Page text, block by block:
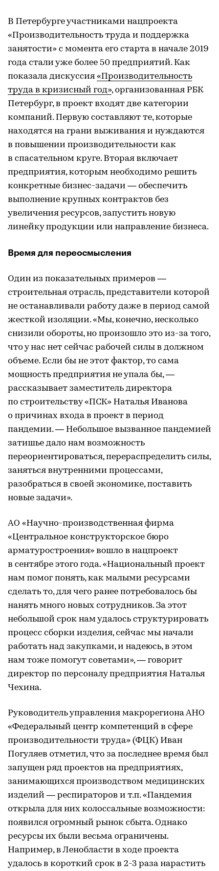
В Петербурге участниками нацпроекта
«Производительность труда и поддержка
занятости» с момента его старта в начале 2019
года стали уже более 50 предприятий. Как
показала дискуссия «Производительность
труда в кризисный год», организованная РБК
Петербург, в проект входят две категории
компаний. Первую составляют те, которые
находятся на грани выживания и нуждаются
в повышении производительности как
в спасательном круге. Вторая включает
предприятия, которым необходимо решить
конкретные бизнес-задачи — обеспечить
выполнение крупных контрактов без
увеличения ресурсов, запустить новую
линейку продукции или направление бизнеса.
Время для переосмысления
Один из показательных примеров —
строительная отрасль, представители которой
не останавливали работу даже в период самой
жесткой изоляции. «Мы, конечно, несколько
снизили обороты, но произошло это из-за того,
что у нас нет сейчас рабочей силы в должном
объеме. Если бы не этот фактор, то сама
мощность предприятия не упала бы, —
рассказывает заместитель директора
по строительству «ПСК» Наталья Иванова
о причинах входа в проект в период
пандемии. — Небольшое вызванное пандемией
затишье дало нам возможность
переориентироваться, перераспределить силы,
заняться внутренними процессами,
разобраться в своей экономике, поставить
новые задачи».
АО «Научно-производственная фирма
«Центральное конструкторское бюро
арматуростроения» вошло в нацпроект
в сентябре этого года. «Национальный проект
нам помог понять, как малыми ресурсами
сделать то, для чего ранее потребовалось бы
нанять много новых сотрудников. За этот
небольшой срок нам удалось структурировать
процесс сборки изделия, сейчас мы начали
работать над закупками, и надеюсь, в этом
нам тоже помогут советами», — говорит
директор по персоналу предприятия Наталья
Чехина.
Руководитель управления макрорегиона АНО
«Федеральный центр компетенций в сфере
производительности труда» (ФЦК) Иван
Погуляев отметил, что за последнее время был
запущен ряд проектов на предприятиях,
занимающихся производством медицинских
изделий — респираторов и т.п. «Пандемия
открыла для них колоссальные возможности:
появился огромный рынок сбыта. Однако
ресурсы их были весьма ограничены.
Например, в Ленобласти в ходе проекта
удалось в короткий срок в 2-3 раза нарастить